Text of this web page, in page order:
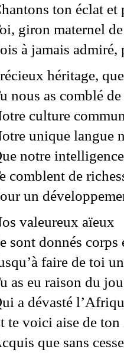
ton éclat et
giron maternel
à jamais admiré,
héritage,
nous as comblé
culture
unique langue
notre
comblent de
un
valeureux aïeux
sont donnés corps
faire de toi
as eu raison du
a dévasté
te voici aise de
que sans